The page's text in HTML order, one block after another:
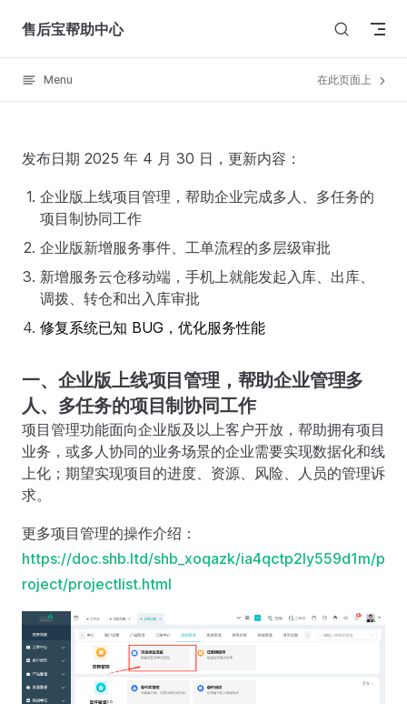
Skip to content
售后宝帮助中心
Menu 在此页面上
发布日期 2025 年 4 月 30 日，更新内容：
企业版上线项目管理，帮助企业完成多人、多任务的
项目制协同工作
企业版新增服务事件、工单流程的多层级审批
新增服务云仓移动端，手机上就能发起入库、出库、
调拨、转仓和出入库审批
修复系统已知 BUG，优化服务性能
一、企业版上线项目管理，帮助企业管理多
人、多任务的项目制协同工作
项目管理功能面向企业版及以上客户开放，帮助拥有项目
业务，或多人协同的业务场景的企业需要实现数据化和线
上化；期望实现项目的进度、资源、风险、人员的管理诉
求。
更多项目管理的操作介绍：
https://doc.shb.ltd/shb_xoqazk/ia4qctp2ly559d1m/p
roject/projectlist.html